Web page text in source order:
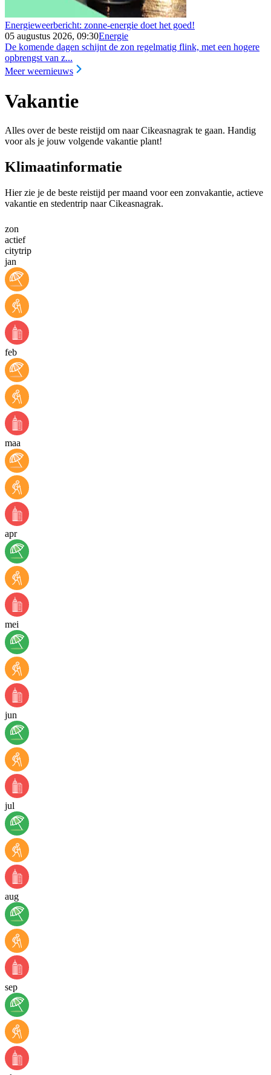
Energieweerbericht: zonne-energie doet het goed!
05 augustus 2026, 09:30Energie
De komende dagen schijnt de zon regelmatig flink, met een hogere
opbrengst van z...
Meer weernieuws
Vakantie
Alles over de beste reistijd om naar Cikeasnagrak te gaan. Handig
voor als je jouw volgende vakantie plant!
Klimaatinformatie
Hier zie je de beste reistijd per maand voor een zonvakantie, actieve
vakantie en stedentrip naar Cikeasnagrak.
zon
actief
citytrip
jan
feb
maa
apr
mei
jun
jul
aug
sep